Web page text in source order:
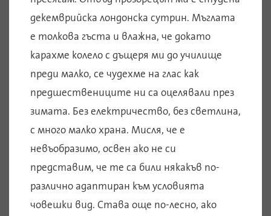
декемврийска лондонска сутрин. Мъглата
е толкова гъста и влажна, че докато
карахме колело с дъщеря ми до училище
преди малко, се чудехме на глас как
предшествениците ни са оцелявали през
зимата. Без електричество, без светлина,
с много малко храна. Мисля, че е
невъобразимо, освен ако не си
представим, че те са били някакъв по-
различно адаптиран към условията
човешки вид. Става още по-лесно, ако